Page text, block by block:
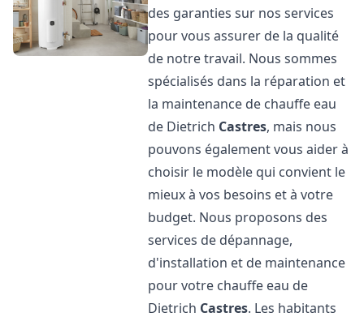
des garanties sur nos services
pour vous assurer de la qualité
de notre travail. Nous sommes
spécialisés dans la réparation et
la maintenance de chauffe eau
de Dietrich Castres, mais nous
pouvons également vous aider à
choisir le modèle qui convient le
mieux à vos besoins et à votre
budget. Nous proposons des
services de dépannage,
d'installation et de maintenance
pour votre chauffe eau de
Dietrich Castres. Les habitants